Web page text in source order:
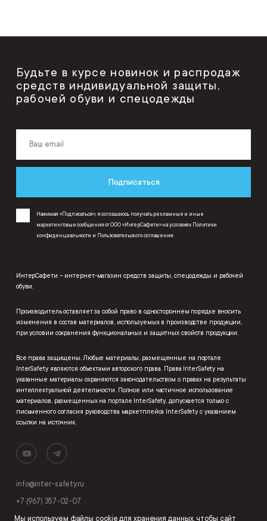
Будьте в курсе новинок и распродаж
средств индивидуальной защиты,
рабочей обуви и спецодежды
Подписаться
Нажимая «Подписаться», я соглашаюсь получать рекламные и иные
маркетинговые сообщения от ООО «ИнтерСафети» на условиях Политики
конфиденциальности и Пользовательского соглашения
ИнтерСафети – интернет-магазин средств защиты, спецодежды и рабочей
обуви.
Производитель оставляет за собой право в одностороннем порядке вносить
изменения в состав материалов, используемых в производстве продукции,
при условии сохранения функциональных и защитных свойств продукции.
Все права защищены. Любые материалы, размещенные на портале
InterSafety являются объектами авторского права. Права InterSafety на
указанные материалы охраняются законодательством о правах на результаты
интеллектуальной деятельности. Полное или частичное использование
материалов, размещенных на портале InterSafety, допускается только с
письменного согласия руководства маркетплейса InterSafety с указанием
ссылки на источник.
info@inter-safety.ru
+7 (967) 357-02-07
Мы используем файлы cookieдля хранения данных, чтобы сайт